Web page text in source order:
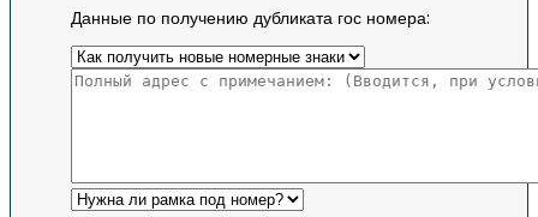
Данные по получению дубликата гос номера: